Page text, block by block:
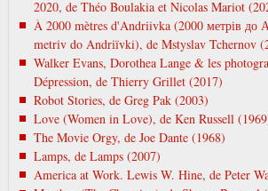
2020, de Théo Boulakia et Nicolas Mariot
À 2000 mètres d'Andriivka (2000 метрів до
metrіv do Andrіїvki), de Mstyslav Tchernov
Walker Evans, Dorothea Lange & les
Dépression, de Thierry Grillet (2017)
Robot Stories, de Greg Pak (2003)
Love (Women in Love), de Ken Russell
The Movie Orgy, de Joe Dante (1968)
Lamps, de Lamps (2007)
America at Work. Lewis W. Hine, de Peter